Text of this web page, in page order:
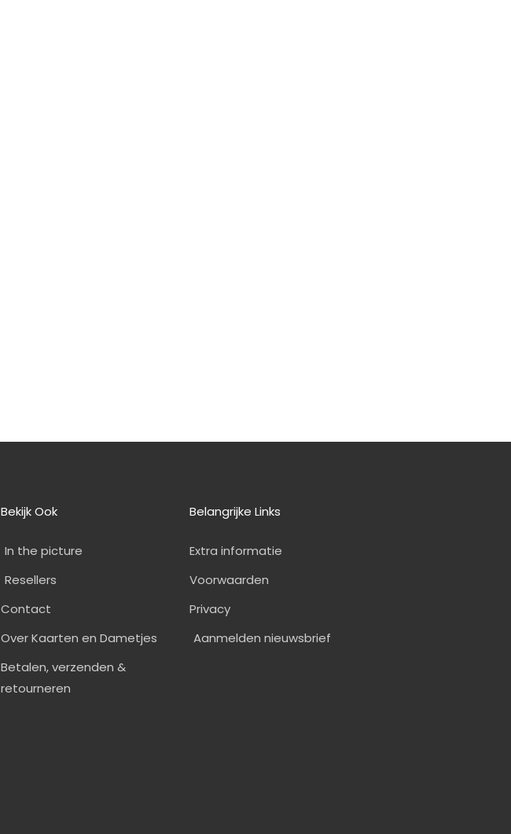
Bekijk Ook
In the picture
Resellers
Contact
Over Kaarten en Dametjes
Betalen, verzenden &
retourneren
Belangrijke Links
Extra informatie
Voorwaarden
Privacy
Aanmelden nieuwsbrief